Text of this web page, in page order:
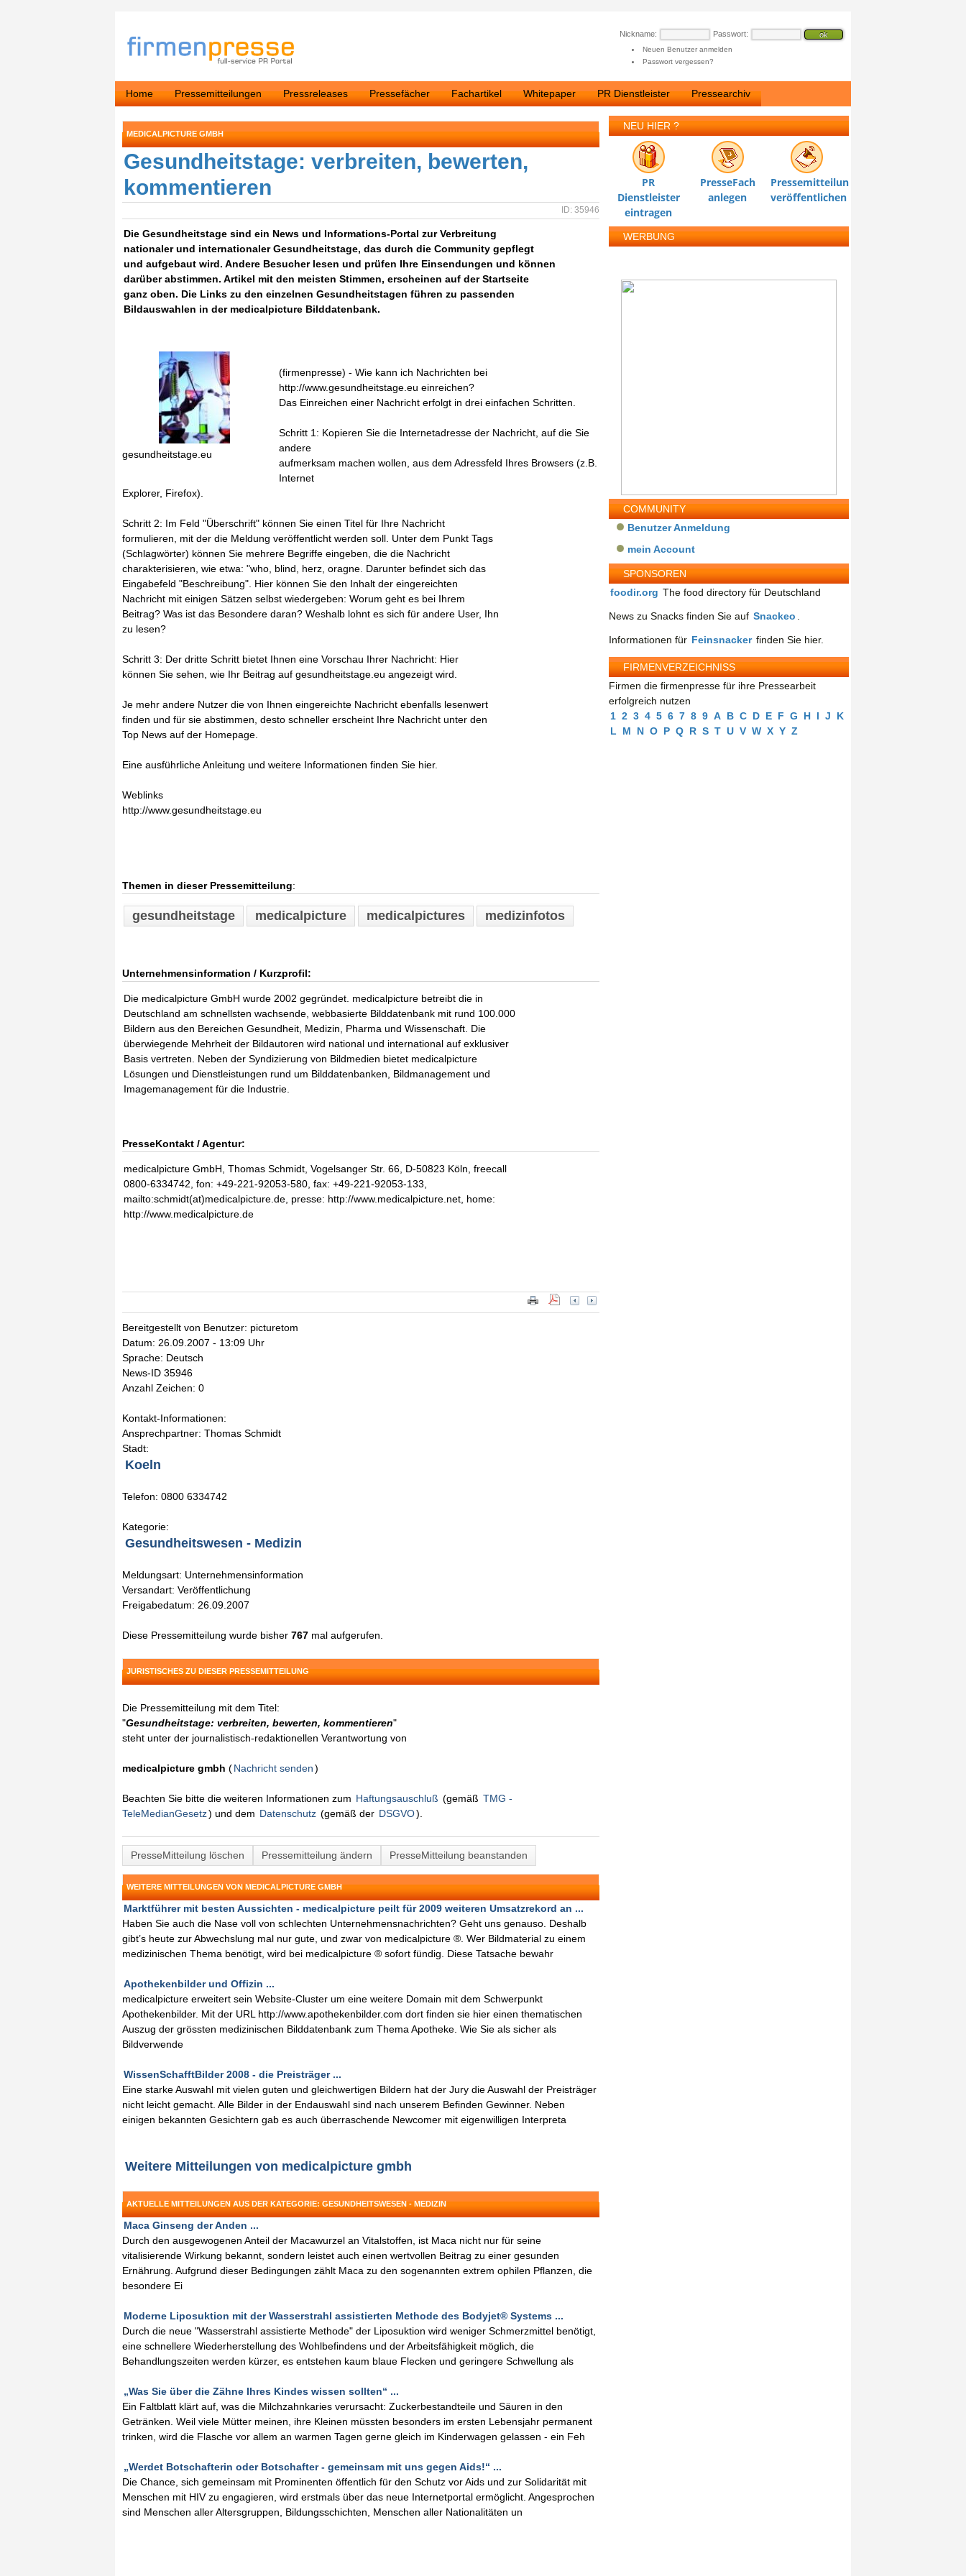
Nickname: Passwort:
Neuen Benutzer anmelden
Passwort vergessen?
Home Pressemitteilungen Pressreleases Pressefächer Fachartikel Whitepaper PR Dienstleister Pressearchiv
MEDICALPICTURE GMBH
Gesundheitstage: verbreiten, bewerten,
kommentieren
ID: 35946
Die Gesundheitstage sind ein News und Informations-Portal zur Verbreitung
nationaler und internationaler Gesundheitstage, das durch die Community gepflegt
und aufgebaut wird. Andere Besucher lesen und prüfen Ihre Einsendungen und können
darüber abstimmen. Artikel mit den meisten Stimmen, erscheinen auf der Startseite
ganz oben. Die Links zu den einzelnen Gesundheitstagen führen zu passenden
Bildauswahlen in der medicalpicture Bilddatenbank.
gesundheitstage.eu
(firmenpresse) - Wie kann ich Nachrichten bei
http://www.gesundheitstage.eu einreichen?
Das Einreichen einer Nachricht erfolgt in drei einfachen Schritten.
Schritt 1: Kopieren Sie die Internetadresse der Nachricht, auf die Sie
andere
aufmerksam machen wollen, aus dem Adressfeld Ihres Browsers (z.B.
Internet
Explorer, Firefox).
Schritt 2: Im Feld "Überschrift" können Sie einen Titel für Ihre Nachricht
formulieren, mit der die Meldung veröffentlicht werden soll. Unter dem Punkt Tags
(Schlagwörter) können Sie mehrere Begriffe eingeben, die die Nachricht
charakterisieren, wie etwa: "who, blind, herz, oragne. Darunter befindet sich das
Eingabefeld "Beschreibung". Hier können Sie den Inhalt der eingereichten
Nachricht mit einigen Sätzen selbst wiedergeben: Worum geht es bei Ihrem
Beitrag? Was ist das Besondere daran? Weshalb lohnt es sich für andere User, Ihn
zu lesen?
Schritt 3: Der dritte Schritt bietet Ihnen eine Vorschau Ihrer Nachricht: Hier
können Sie sehen, wie Ihr Beitrag auf gesundheitstage.eu angezeigt wird.
Je mehr andere Nutzer die von Ihnen eingereichte Nachricht ebenfalls lesenwert
finden und für sie abstimmen, desto schneller erscheint Ihre Nachricht unter den
Top News auf der Homepage.
Eine ausführliche Anleitung und weitere Informationen finden Sie hier.
Weblinks
http://www.gesundheitstage.eu
Themen in dieser Pressemitteilung:
gesundheitstage medicalpicture medicalpictures medizinfotos
Unternehmensinformation / Kurzprofil:
Die medicalpicture GmbH wurde 2002 gegründet. medicalpicture betreibt die in
Deutschland am schnellsten wachsende, webbasierte Bilddatenbank mit rund 100.000
Bildern aus den Bereichen Gesundheit, Medizin, Pharma und Wissenschaft. Die
überwiegende Mehrheit der Bildautoren wird national und international auf exklusiver
Basis vertreten. Neben der Syndizierung von Bildmedien bietet medicalpicture
Lösungen und Dienstleistungen rund um Bilddatenbanken, Bildmanagement und
Imagemanagement für die Industrie.
PresseKontakt / Agentur:
medicalpicture GmbH, Thomas Schmidt, Vogelsanger Str. 66, D-50823 Köln, freecall
0800-6334742, fon: +49-221-92053-580, fax: +49-221-92053-133,
mailto:schmidt(at)medicalpicture.de, presse: http://www.medicalpicture.net, home:
http://www.medicalpicture.de
Bereitgestellt von Benutzer: picturetom
Datum: 26.09.2007 - 13:09 Uhr
Sprache: Deutsch
News-ID 35946
Anzahl Zeichen: 0
Kontakt-Informationen:
Ansprechpartner: Thomas Schmidt
Stadt:
Koeln
Telefon: 0800 6334742
Kategorie:
Gesundheitswesen - Medizin
Meldungsart: Unternehmensinformation
Versandart: Veröffentlichung
Freigabedatum: 26.09.2007
Diese Pressemitteilung wurde bisher 767 mal aufgerufen.
JURISTISCHES ZU DIESER PRESSEMITTEILUNG
Die Pressemitteilung mit dem Titel:
"Gesundheitstage: verbreiten, bewerten, kommentieren"
steht unter der journalistisch-redaktionellen Verantwortung von
medicalpicture gmbh (Nachricht senden)
Beachten Sie bitte die weiteren Informationen zum Haftungsauschluß (gemäß TMG -
TeleMedianGesetz) und dem Datenschutz (gemäß der DSGVO).
PresseMitteilung löschen Pressemitteilung ändern PresseMitteilung beanstanden
WEITERE MITTEILUNGEN VON MEDICALPICTURE GMBH
Marktführer mit besten Aussichten - medicalpicture peilt für 2009 weiteren Umsatzrekord an ...
Haben Sie auch die Nase voll von schlechten Unternehmensnachrichten? Geht uns genauso. Deshalb
gibt’s heute zur Abwechslung mal nur gute, und zwar von medicalpicture ®. Wer Bildmaterial zu einem
medizinischen Thema benötigt, wird bei medicalpicture ® sofort fündig. Diese Tatsache bewahr
Apothekenbilder und Offizin ...
medicalpicture erweitert sein Website-Cluster um eine weitere Domain mit dem Schwerpunkt
Apothekenbilder. Mit der URL http://www.apothekenbilder.com dort finden sie hier einen thematischen
Auszug der grössten medizinischen Bilddatenbank zum Thema Apotheke. Wie Sie als sicher als
Bildverwende
WissenSchafftBilder 2008 - die Preisträger ...
Eine starke Auswahl mit vielen guten und gleichwertigen Bildern hat der Jury die Auswahl der Preisträger
nicht leicht gemacht. Alle Bilder in der Endauswahl sind nach unserem Befinden Gewinner. Neben
einigen bekannten Gesichtern gab es auch überraschende Newcomer mit eigenwilligen Interpreta
Weitere Mitteilungen von medicalpicture gmbh
AKTUELLE MITTEILUNGEN AUS DER KATEGORIE: GESUNDHEITSWESEN - MEDIZIN
Maca Ginseng der Anden ...
Durch den ausgewogenen Anteil der Macawurzel an Vitalstoffen, ist Maca nicht nur für seine
vitalisierende Wirkung bekannt, sondern leistet auch einen wertvollen Beitrag zu einer gesunden
Ernährung. Aufgrund dieser Bedingungen zählt Maca zu den sogenannten extrem ophilen Pflanzen, die
besondere Ei
Moderne Liposuktion mit der Wasserstrahl assistierten Methode des Bodyjet® Systems ...
Durch die neue "Wasserstrahl assistierte Methode" der Liposuktion wird weniger Schmerzmittel benötigt,
eine schnellere Wiederherstellung des Wohlbefindens und der Arbeitsfähigkeit möglich, die
Behandlungszeiten werden kürzer, es entstehen kaum blaue Flecken und geringere Schwellung als
„Was Sie über die Zähne Ihres Kindes wissen sollten“ ...
Ein Faltblatt klärt auf, was die Milchzahnkaries verursacht: Zuckerbestandteile und Säuren in den
Getränken. Weil viele Mütter meinen, ihre Kleinen müssten besonders im ersten Lebensjahr permanent
trinken, wird die Flasche vor allem an warmen Tagen gerne gleich im Kinderwagen gelassen - ein Feh
„Werdet Botschafterin oder Botschafter - gemeinsam mit uns gegen Aids!“ ...
Die Chance, sich gemeinsam mit Prominenten öffentlich für den Schutz vor Aids und zur Solidarität mit
Menschen mit HIV zu engagieren, wird erstmals über das neue Internetportal ermöglicht. Angesprochen
sind Menschen aller Altersgruppen, Bildungsschichten, Menschen aller Nationalitäten un
NEU HIER ?
PR
Dienstleister
eintragen
PresseFach
anlegen
Pressemitteilung
veröffentlichen
WERBUNG
COMMUNITY
Benutzer Anmeldung
mein Account
SPONSOREN
foodir.org The food directory für Deutschland
News zu Snacks finden Sie auf Snackeo
Informationen für Feinsnacker finden Sie hier.
FIRMENVERZEICHNISS
Firmen die firmenpresse für ihre Pressearbeit
erfolgreich nutzen
1 2 3 4 5 6 7 8 9 A B C D E F G H I J
K
L
M N O P Q R S T U V W X Y Z